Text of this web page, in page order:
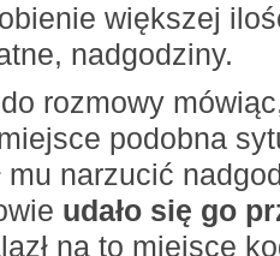
większej
nadgodziny.
rozmowy
podobna
mu narzucić
udało się go
na to miejsce